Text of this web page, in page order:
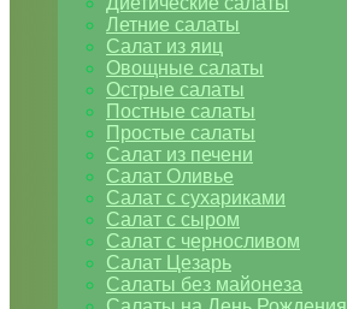
Летние салаты
Салат из яиц
Овощные салаты
Острые салаты
Постные салаты
Простые салаты
Салат из печени
Салат Оливье
Салат с сухариками
Салат с сыром
Салат с черносливом
Салат Цезарь
Салаты без майонеза